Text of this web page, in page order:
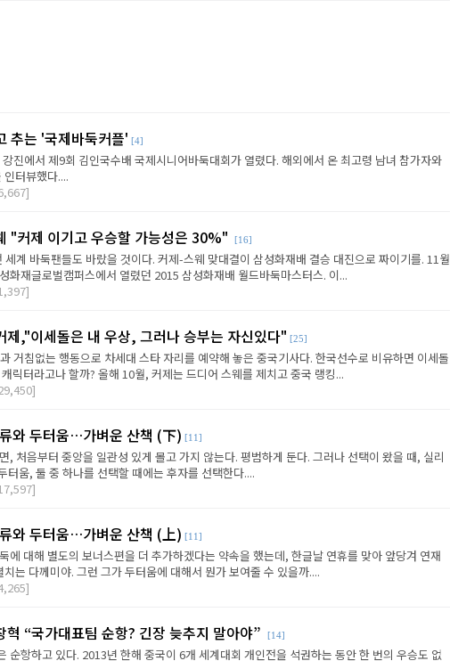
추는 '국제바둑커플' [4]
진에서 제9회 김인국수배 국제시니어바둑대회가 열렸다. 해외에서 온 최고령 남녀 참가자와
터뷰했다....
"커제 이기고 우승할 가능성은 30%" [16]
계 바둑팬들도 바랐을 것이다. 커제-스웨 맞대결이 삼성화재배 결승 대진으로 짜이기를. 11월
화재글로벌캠퍼스에서 열렸던 2015 삼성화재배 월드바둑마스터스. 이...
,"이세돌은 내 우상, 그러나 승부는 자신있다" [25]
거침없는 행동으로 차세대 스타 자리를 예약해 놓은 중국기사다. 한국선수로 비유하면 이세돌
릭터라고나 할까? 올해 10월, 커제는 드디어 스웨를 제치고 중국 랭킹...
와 두터움…가벼운 산책 (下) [11]
, 처음부터 중앙을 일관성 있게 몰고 가지 않는다. 평범하게 둔다. 그러나 선택이 왔을 때, 실리
터움, 둘 중 하나를 선택할 때에는 후자를 선택한다....
와 두터움…가벼운 산책 (上) [11]
에 대해 별도의 보너스편을 더 추가하겠다는 약속을 했는데, 한글날 연휴를 맞아 앞당겨 연재
는 다께미야. 그런 그가 두터움에 대해서 뭔가 보여줄 수 있을까....
“국가대표팀 순항? 긴장 늦추지 말아야” [14]
순항하고 있다. 2013년 한해 중국이 6개 세계대회 개인전을 석권하는 동안 한 번의 우승도 없